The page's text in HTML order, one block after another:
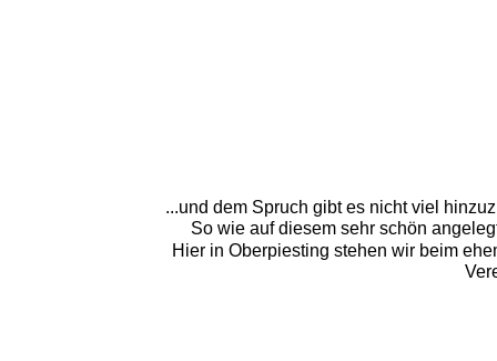
...und dem Spruch gibt es nicht viel
So wie auf diesem sehr schön
Hier in Oberpiesting stehen wir beim